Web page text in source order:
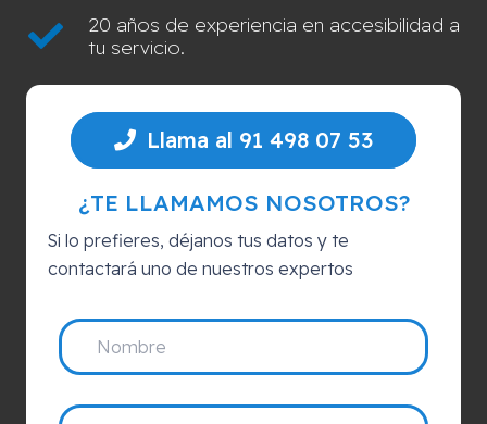
20 años de experiencia en accesibilidad a
tu servicio.
Llama al 91 498 07 53
¿TE LLAMAMOS NOSOTROS?
Si lo prefieres, déjanos tus datos y te
contactará uno de nuestros expertos